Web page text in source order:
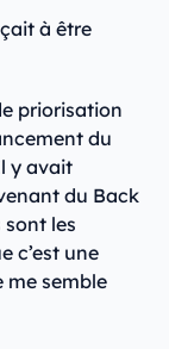
à être
priorisation
du
y avait
du Back
les
c’est une
me semble